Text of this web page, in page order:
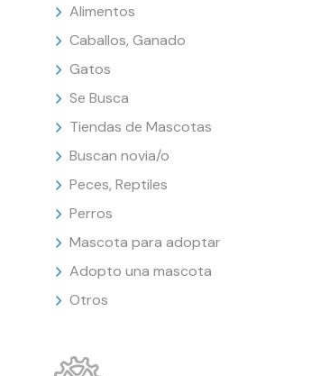
Alimentos
Caballos, Ganado
Gatos
Se Busca
Tiendas de Mascotas
Buscan novia/o
Peces, Reptiles
Perros
Mascota para adoptar
Adopto una mascota
Otros